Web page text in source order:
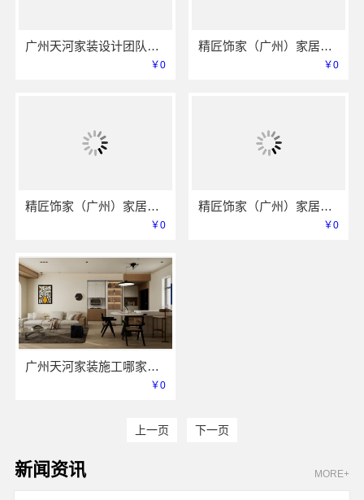
广州天河家装设计团队拎包入住精匠饰家全案设计省时
￥0
精匠饰家（广州）家居建材有限公司｜天河精装房改造
￥0
精匠饰家（广州）家居建材有限公司｜广州家装公司全屋
￥0
精匠饰家（广州）家居建材有限公司天河精装改服务稳
￥0
广州天河家装施工哪家专业新房找精匠饰家（广州）家居建材有限公司
￥0
上一页 下一页
新闻资讯 MORE+